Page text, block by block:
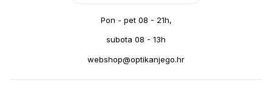
Pon - pet 08 - 21h,
subota 08 - 13h
webshop@optikanjego.hr